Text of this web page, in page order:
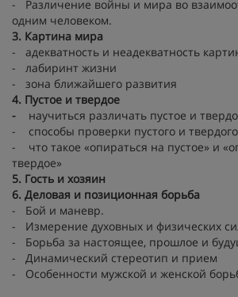
- Различение войны и мира во
одним человеком.
3. Картина мира
- адекватность и неадекватность
- лабиринт жизни
- зона ближайшего развития
4. Пустое и твердое
-
научиться различать пустое и
- способы проверки пустого и твердого
- что такое «опираться на пустое» и
твердое»
5. Гость и хозяин
6. Деловая и позиционная борьба
- Бой и маневр.
- Измерение духовных и физических
- Борьба за настоящее, прошлое и
- Динамический стереотип и прием
- Особенности мужской и женской